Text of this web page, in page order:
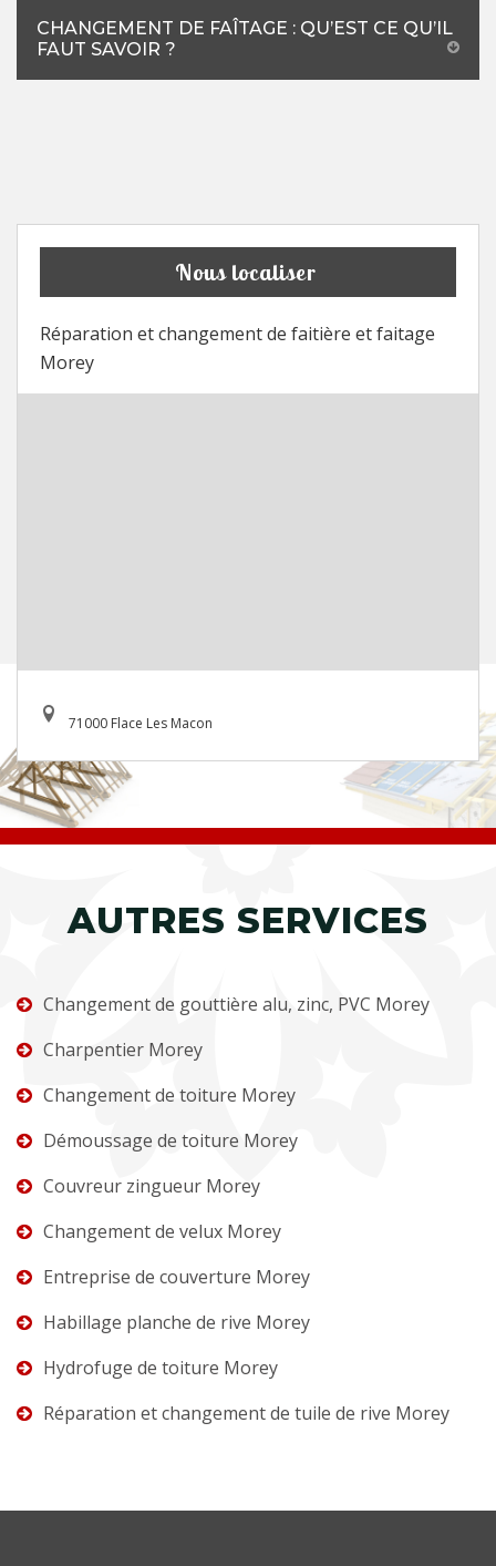
CHANGEMENT DE FAÎTAGE : QU’EST CE QU’IL
FAUT SAVOIR ?
Nous localiser
Réparation et changement de faitière et faitage
Morey
71000 Flace Les Macon
AUTRES SERVICES
Changement de gouttière alu, zinc, PVC Morey
Charpentier Morey
Changement de toiture Morey
Démoussage de toiture Morey
Couvreur zingueur Morey
Changement de velux Morey
Entreprise de couverture Morey
Habillage planche de rive Morey
Hydrofuge de toiture Morey
Réparation et changement de tuile de rive Morey